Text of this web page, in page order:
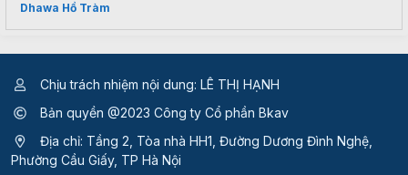
Dhawa Hồ Tràm
Chịu trách nhiệm nội dung: LÊ THỊ HẠNH
Bản quyền @2023 Công ty Cổ phần Bkav
Địa chỉ: Tầng 2, Tòa nhà HH1, Đường Dương Đình Nghệ,
Phường Cầu Giấy, TP Hà Nội